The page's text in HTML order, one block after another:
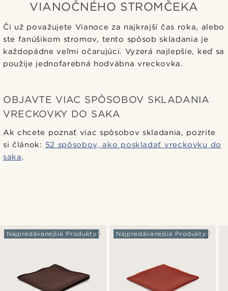
VIANOČNÉHO STROMČEKA
Či už považujete Vianoce za najkrajší čas roka, alebo
ste fanúšikom stromov, tento spôsob skladania je
každopádne veľmi očarujúci. Vyzerá najlepšie, keď sa
použije jednofarebná hodvábna vreckovka.
OBJAVTE VIAC SPÔSOBOV SKLADANIA
VRECKOVKY DO SAKA
Ak chcete poznať viac spôsobov skladania, pozrite
si článok: 52 spôsobov, ako poskladať vreckovku do
saka.
Najpredávanejšie Produkty Najpredávanejšie Produkty